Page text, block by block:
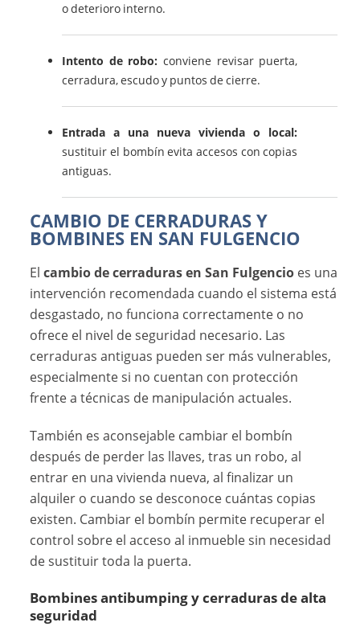
o deterioro interno.
Intento de robo: conviene revisar puerta,
cerradura, escudo y puntos de cierre.
Entrada a una nueva vivienda o local:
sustituir el bombín evita accesos con copias
antiguas.
CAMBIO DE CERRADURAS Y
BOMBINES EN SAN FULGENCIO
Elcambio de cerraduras en San Fulgencio es una
intervención recomendada cuando el sistema está
desgastado, no funciona correctamente o no
ofrece el nivel de seguridad necesario. Las
cerraduras antiguas pueden ser más vulnerables,
especialmente si no cuentan con protección
frente a técnicas de manipulación actuales.
También es aconsejable cambiar el bombín
después de perder las llaves, tras un robo, al
entrar en una vivienda nueva, al finalizar un
alquiler o cuando se desconoce cuántas copias
existen. Cambiar el bombín permite recuperar el
control sobre el acceso al inmueble sin necesidad
de sustituir toda la puerta.
Bombines antibumping y cerraduras de alta
seguridad